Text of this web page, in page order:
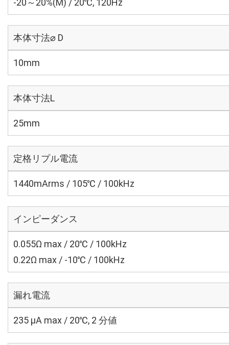
-20～20%(M) / 20℃, 120Hz
本体寸法⌀ D
10mm
本体寸法L
25mm
定格リプル電流
1440mArms / 105℃ / 100kHz
インピーダンス
0.055Ω max / 20℃ / 100kHz
0.22Ω max / -10℃ / 100kHz
漏れ電流
235 μA max / 20℃, 2 分値